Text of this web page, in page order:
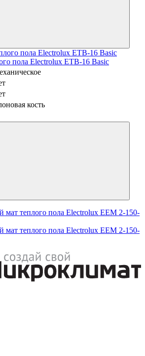
пола Electrolux ETB-16 Basic
кость
мат теплого пола Electrolux EEM 2-150-
мат теплого пола Electrolux EEM 2-150-